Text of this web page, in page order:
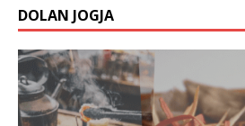
DOLAN JOGJA